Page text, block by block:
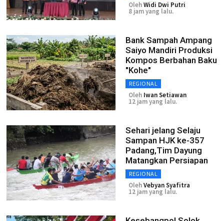
OlehWidi Dwi Putri
8 jam yang lalu.
Bank Sampah Ampang
Saiyo Mandiri Produksi
Kompos Berbahan Baku
"Kohe"
REGIONAL
Oleh Iwan Setiawan
12 jam yang lalu.
Sehari jelang Selaju
Sampan HJK ke-357
Padang,Tim Dayung
Matangkan Persiapan
REGIONAL
OlehVebyan Syafitra
12 jam yang lalu.